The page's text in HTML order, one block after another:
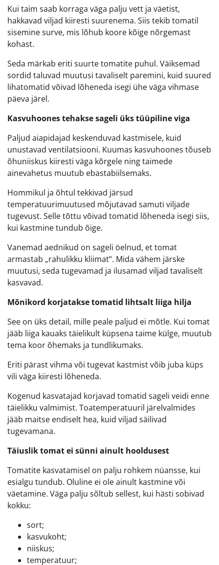
Kui taim saab korraga väga palju vett ja väetist,
hakkavad viljad kiiresti suurenema. Siis tekib tomatil
sisemine surve, mis lõhub koore kõige nõrgemast
kohast.
Seda märkab eriti suurte tomatite puhul. Väiksemad
sordid taluvad muutusi tavaliselt paremini, kuid suured
lihatomatid võivad lõheneda isegi ühe väga vihmase
päeva järel.
Kasvuhoones tehakse sageli üks tüüpiline viga
Paljud aiapidajad keskenduvad kastmisele, kuid
unustavad ventilatsiooni. Kuumas kasvuhoones tõuseb
õhuniiskus kiiresti väga kõrgele ning taimede
ainevahetus muutub ebastabiilsemaks.
Hommikul ja õhtul tekkivad järsud
temperatuurimuutused mõjutavad samuti viljade
tugevust. Selle tõttu võivad tomatid lõheneda isegi siis,
kui kastmine tundub õige.
Vanemad aednikud on sageli öelnud, et tomat
armastab „rahulikku kliimat“. Mida vähem järske
muutusi, seda tugevamad ja ilusamad viljad tavaliselt
kasvavad.
Mõnikord korjatakse tomatid lihtsalt liiga hilja
See on üks detail, mille peale paljud ei mõtle. Kui tomat
jääb liiga kauaks täielikult küpsena taime külge, muutub
tema koor õhemaks ja tundlikumaks.
Eriti pärast vihma või tugevat kastmist võib juba küps
vili väga kiiresti lõheneda.
Kogenud kasvatajad korjavad tomatid sageli veidi enne
täielikku valmimist. Toatemperatuuril järelvalmides
jääb maitse endiselt hea, kuid viljad säilivad
tugevamana.
Täiuslik tomat ei sünni ainult hooldusest
Tomatite kasvatamisel on palju rohkem nüansse, kui
esialgu tundub. Oluline ei ole ainult kastmine või
väetamine. Väga palju sõltub sellest, kui hästi sobivad
kokku:
sort;
kasvukoht;
niiskus;
temperatuur;